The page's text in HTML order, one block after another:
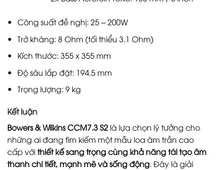
Công suất đề nghị: 25 – 200W
Trở kháng: 8 Ohm (tối thiểu 3.1 Ohm)
Kích thước: 355 x 355 mm
Độ sâu lắp đặt: 194.5 mm
Trọng lượng: 9 kg
Kết luận
Bowers & Wilkins CCM7.3 S2 là lựa chọn lý tưởng cho
những ai đang tìm kiếm một mẫu loa âm trần cao
cấp vớithiết kế sang trọng cùng khả năng tái tạo âm
thanh chi tiết, mạnh mẽ và sống động. Đây là giải